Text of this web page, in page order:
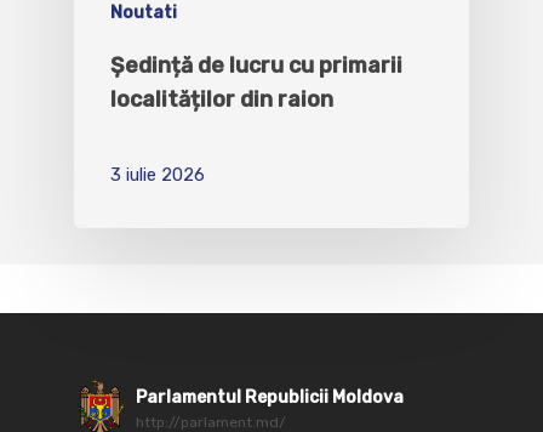
Noutati
Ședință de lucru cu primarii
localităților din raion
3 iulie 2026
Parlamentul Republicii Moldova
http://parlament.md/